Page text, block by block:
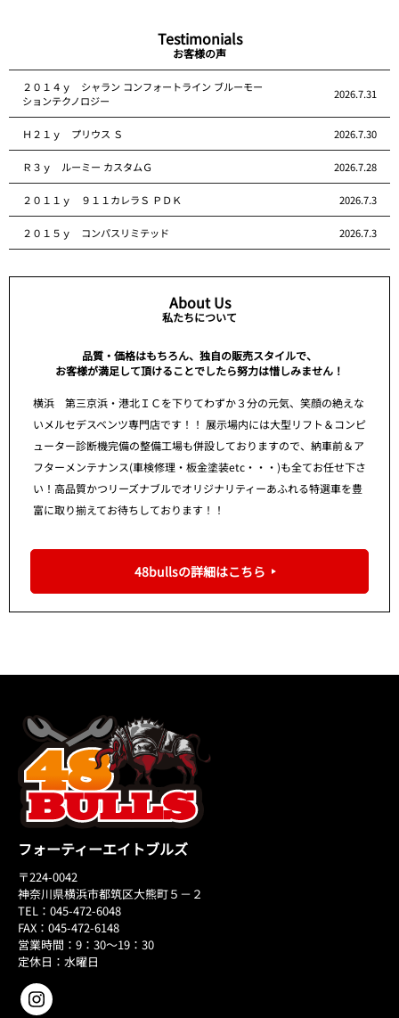
Testimonials
お客様の声
２０１４ｙ シャラン コンフォートライン ブルーモー
ションテクノロジー
2026.7.31
Ｈ２１ｙ プリウス Ｓ 2026.7.30
Ｒ３ｙ ルーミー カスタムＧ 2026.7.28
２０１１ｙ ９１１カレラＳ ＰＤＫ 2026.7.3
２０１５ｙ コンパスリミテッド 2026.7.3
About Us
私たちについて
品質・価格はもちろん、独自の販売スタイルで、
お客様が満足して頂けることでしたら努力は惜しみません！
横浜 第三京浜・港北ＩＣを下りてわずか３分の元気、笑顔の絶えな
いメルセデスベンツ専門店です！！ 展示場内には大型リフト＆コンピ
ューター診断機完備の整備工場も併設しておりますので、納車前＆ア
フターメンテナンス(車検修理・板金塗装etc・・・)も全てお任せ下さ
い！高品質かつリーズナブルでオリジナリティーあふれる特選車を豊
富に取り揃えてお待ちしております！！
48bullsの詳細はこちら
フォーティーエイトブルズ
〒224-0042
神奈川県横浜市都筑区大熊町５－２
TEL：045-472-6048
FAX：045-472-6148
営業時間：9：30～19：30
定休日：水曜日